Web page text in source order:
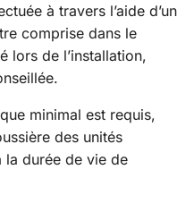
à travers l’aide d’un
comprise dans le
lors de l’installation,
minimal est requis,
des unités
la durée de vie de